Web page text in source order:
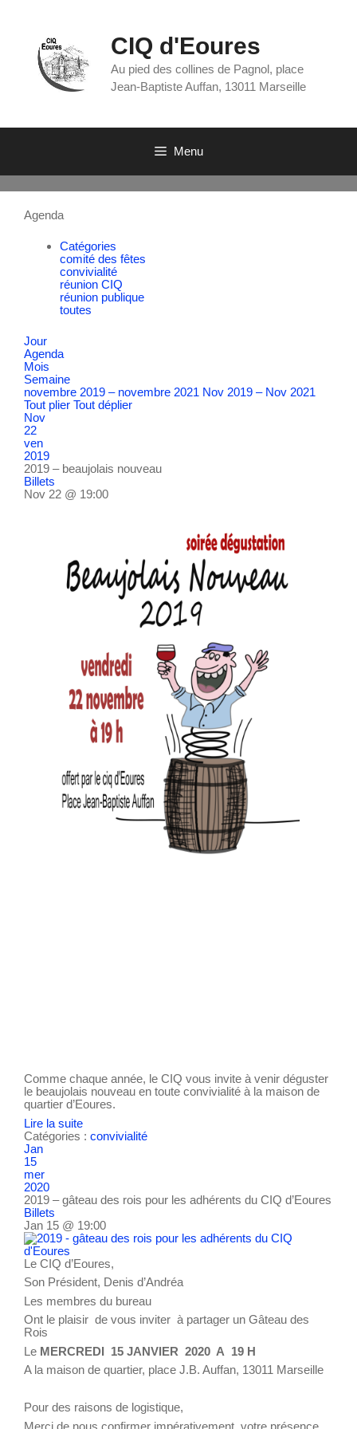
CIQ d'Eoures
Au pied des collines de Pagnol, place
Jean-Baptiste Auffan, 13011 Marseille
Menu
Agenda
Catégories
comité des fêtes
convivialité
réunion CIQ
réunion publique
toutes
Jour
Agenda
Mois
Semaine
novembre 2019 – novembre 2021 Nov 2019 – Nov 2021
Tout plier Tout déplier
Nov
22
ven
2019
2019 – beaujolais nouveau
Billets
Nov 22 @ 19:00
Comme chaque année, le CIQ vous invite à venir déguster
le beaujolais nouveau en toute convivialité à la maison de
quartier d’Eoures.
Lire la suite
Catégories : convivialité
Jan
15
mer
2020
2019 – gâteau des rois pour les adhérents du CIQ d’Eoures
Billets
Jan 15 @ 19:00
Le CIQ d’Eoures,
Son Président, Denis d’Andréa
Les membres du bureau
Ont le plaisir de vous inviter à partager un Gâteau des
Rois
Le MERCREDI 15 JANVIER 2020 A 19 H
A la maison de quartier, place J.B. Auffan, 13011 Marseille
Pour des raisons de logistique,
Merci de nous confirmer impérativement votre présence